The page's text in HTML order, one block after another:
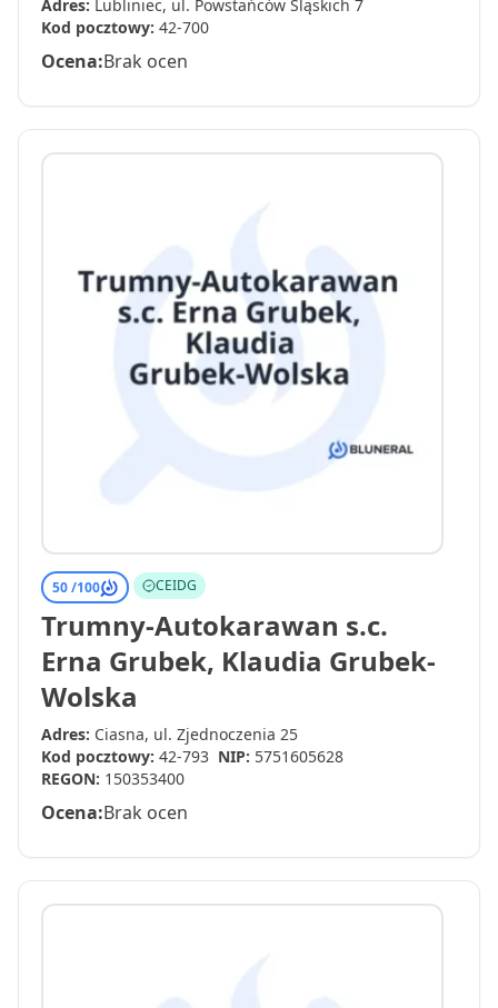
Adres: Lubliniec, ul. Powstańców Śląskich 7
Kod pocztowy: 42-700
Ocena:Brak ocen
50 /100 CEIDG
Trumny-Autokarawan s.c.
Erna Grubek, Klaudia Grubek-
Wolska
Adres: Ciasna, ul. Zjednoczenia 25
Kod pocztowy: 42-793 NIP: 5751605628
REGON: 150353400
Ocena:Brak ocen